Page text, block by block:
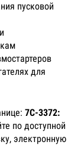
пусковой
для
7C-3372:
по доступной
электронную